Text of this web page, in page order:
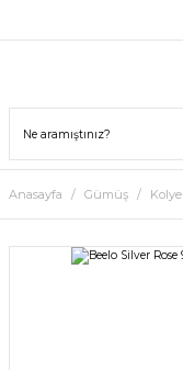
Anasayfa Gümüş Kolye